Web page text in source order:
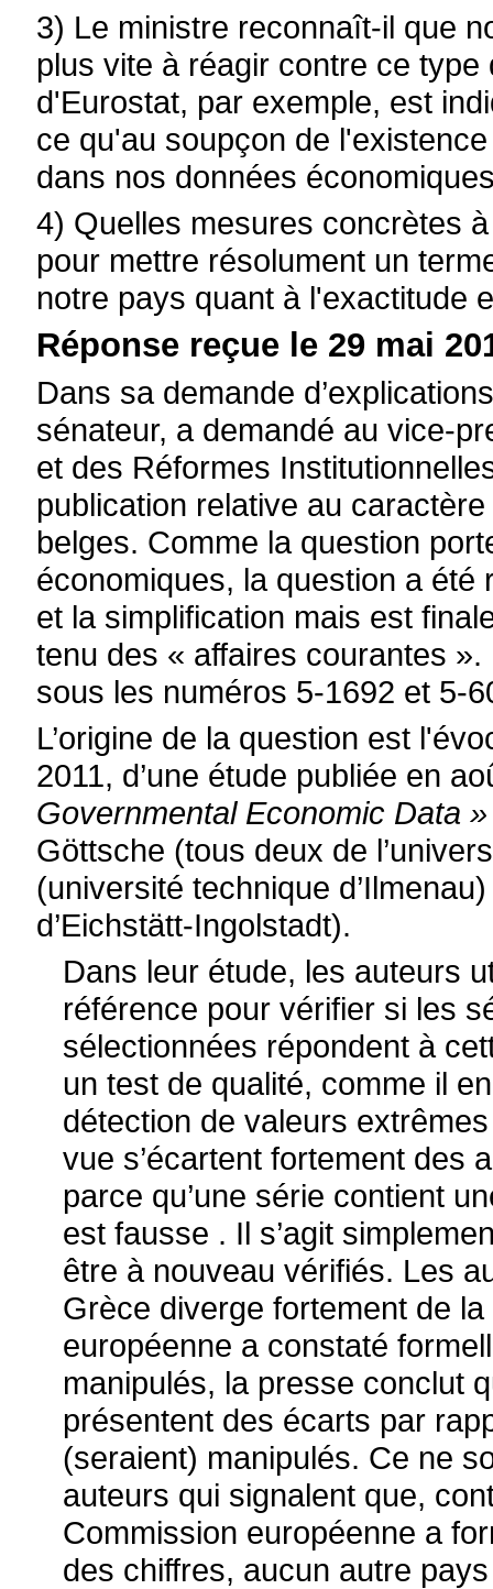
3) Le ministre reconnaît-il que
plus vite à réagir contre ce
d'Eurostat, par exemple, est
ce qu'au soupçon de
dans nos données
4) Quelles mesures concrètes
pour mettre résolument un
notre pays quant à l'exactitude
Réponse reçue le 29 mai
Dans sa demande
sénateur, a demandé au vice-
et des Réformes
publication relative au
belges. Comme la question
économiques, la question a été
et la simplification mais est
tenu des « affaires courantes
sous les numéros 5-1692 et 5-
L’origine de la question est
2011, d’une étude publiée en
Governmental Economic Data »
Göttsche (tous deux de
(université technique
d’Eichstätt-Ingolstadt).
Dans leur étude, les auteurs
référence pour vérifier si les
sélectionnées répondent à
un test de qualité, comme il
détection de valeurs
vue s’écartent fortement des
parce qu’une série contient
est fausse . Il s’agit
être à nouveau vérifiés. Les
Grèce diverge fortement de
européenne a constaté
manipulés, la presse conclut
présentent des écarts par
(seraient) manipulés. Ce ne
auteurs qui signalent que,
Commission européenne a
des chiffres, aucun autre